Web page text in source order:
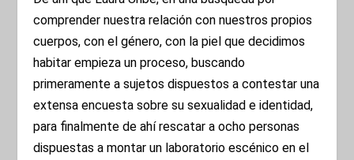
comprender nuestra relación con nuestros propios
cuerpos, con el género, con la piel que decidimos
habitar empieza un proceso, buscando
primeramente a sujetos dispuestos a contestar una
extensa encuesta sobre su sexualidad e identidad,
para finalmente de ahí rescatar a ocho personas
dispuestas a montar un laboratorio escénico en el